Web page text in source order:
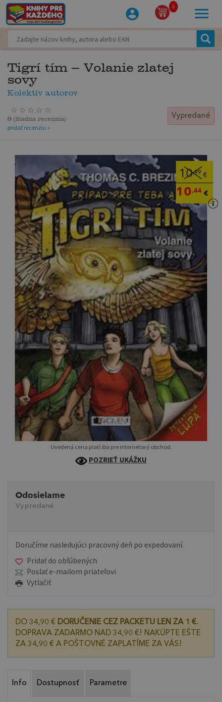
0
Tigrí tím – Volanie zlatej
sovy
Kolektív autorov
Vypredané
0 (žiadna recenzia)
pridať recenziu »
10,99 €
10,44 €
Uvedená cena platí iba pre internetový obchod.
POZRIEŤ UKÁŽKU
Odosielame
Vypredané
Doručíme nasledujúci pracovný deň po expedovaní.
Pridať do obľúbených
Poslať e-mailom priateľovi
Vytlačiť
DO 34,90 € DORUČENIE CEZ PACKETU LEN ZA 1 €.
DOPRAVA ZADARMO NAD 34,90 €! NAKÚPTE EŠTE
ZA 34,90 € A POŠTOVNÉ ZAPLATÍME ZA VÁS!
Info Dostupnosť Parametre